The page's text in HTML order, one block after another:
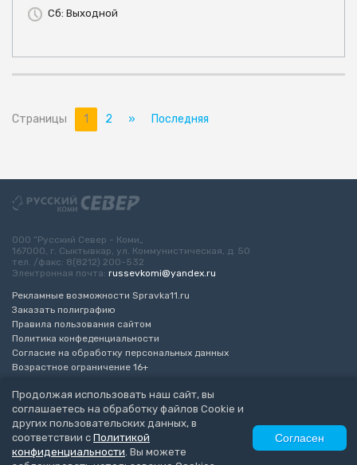
Сб: Выходной
Страницы 1 2 » Последняя
Продолжая использовать наш сайт, вы
соглашаетесь на обработку файлов Cookie и
других пользовательских данных, в
соответствии с Политикой
конфиденциальности. Вы можете
Согласен
ООО “Русский Север - Коми„
167000, г. Сыктывкар, ул. Коммунистическая, д. 50
тел. /факс: 8(8212) 200-532
Электронная почта: russevkomi@yandex.ru
Рекламные возможности Spravka11.ru
Заказать полиграфию
Правила пользования сайтом
Политика конфеденциальности
Согласие на обработку персональных данных
Возрастное ограничение 16+
Разработка сайта“ЭкспертБизнесГрупп”
© 2010-2026 Русский Север - Коми